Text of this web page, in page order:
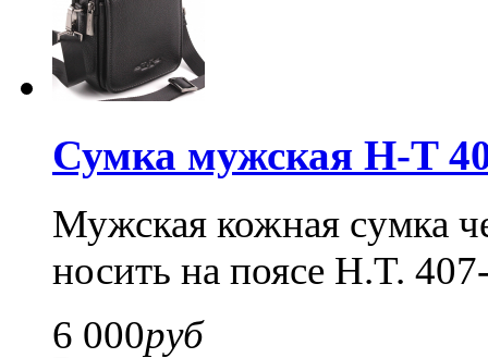
Сумка мужская H-T
Мужская кожная сумка
носить на поясе H.T.
6 000руб